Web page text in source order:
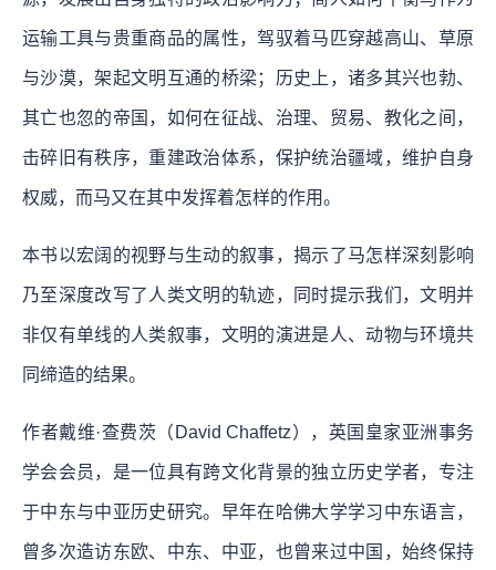
运输工具与贵重商品的属性，驾驭着马匹穿越高山、草原
与沙漠，架起文明互通的桥梁；历史上，诸多其兴也勃、
其亡也忽的帝国，如何在征战、治理、贸易、教化之间，
击碎旧有秩序，重建政治体系，保护统治疆域，维护自身
权威，而马又在其中发挥着怎样的作用。
本书以宏阔的视野与生动的叙事，揭示了马怎样深刻影响
乃至深度改写了人类文明的轨迹，同时提示我们，文明并
非仅有单线的人类叙事，文明的演进是人、动物与环境共
同缔造的结果。
作者戴维·查费茨（David Chaffetz），英国皇家亚洲事务
学会会员，是一位具有跨文化背景的独立历史学者，专注
于中东与中亚历史研究。早年在哈佛大学学习中东语言，
曾多次造访东欧、中东、中亚，也曾来过中国，始终保持